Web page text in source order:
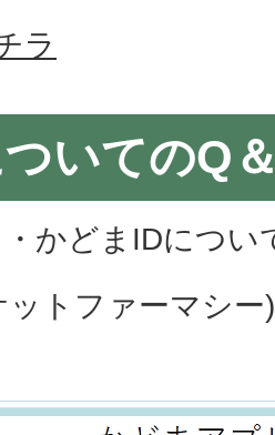
ラ
いてのQ
かどまIDについ
ットファーマシ